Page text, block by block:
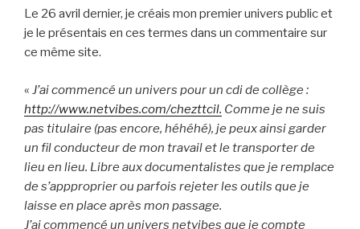
Le 26 avril dernier, je créais mon premier univers public et
je le présentais en ces termes dans un commentaire sur
ce même site.
« J’ai commencé un univers pour un cdi de collège :
http://www.netvibes.com/chezttcil. Comme je ne suis
pas titulaire (pas encore, héhéhé), je peux ainsi garder
un fil conducteur de mon travail et le transporter de
lieu en lieu. Libre aux documentalistes que je remplace
de s’appproprier ou parfois rejeter les outils que je
laisse en place après mon passage.
J’ai commencé un univers netvibes que je compte